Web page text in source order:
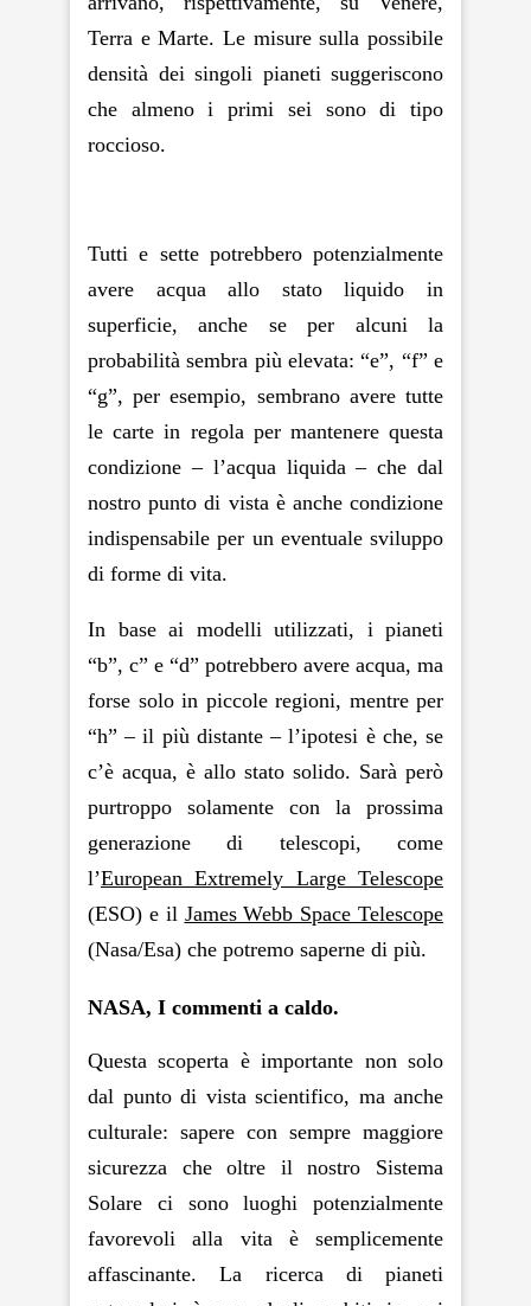
Terra e Marte. Le misure sulla possibile
densità dei singoli pianeti suggeriscono
che almeno i primi sei sono di tipo
roccioso.
Tutti e sette potrebbero potenzialmente
avere acqua allo stato liquido in
superficie, anche se per alcuni la
probabilità sembra più elevata: “e”, “f” e
“g”, per esempio, sembrano avere tutte
le carte in regola per mantenere questa
condizione – l’acqua liquida – che dal
nostro punto di vista è anche condizione
indispensabile per un eventuale sviluppo
di forme di vita.
In base ai modelli utilizzati, i pianeti
“b”, c” e “d” potrebbero avere acqua, ma
forse solo in piccole regioni, mentre per
“h” – il più distante – l’ipotesi è che, se
c’è acqua, è allo stato solido. Sarà però
purtroppo solamente con la prossima
generazione di telescopi, come
l’European Extremely Large Telescope
(ESO) e il James Webb Space Telescope
(Nasa/Esa) che potremo saperne di più.
NASA, I commenti a caldo.
Questa scoperta è importante non solo
dal punto di vista scientifico, ma anche
culturale: sapere con sempre maggiore
sicurezza che oltre il nostro Sistema
Solare ci sono luoghi potenzialmente
favorevoli alla vita è semplicemente
affascinante. La ricerca di pianeti